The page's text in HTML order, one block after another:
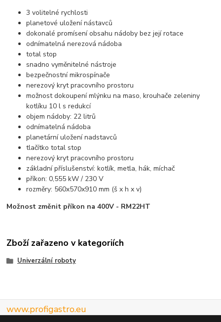
3 volitelné rychlosti
planetové uložení nástavců
dokonalé promísení obsahu nádoby bez její rotace
odnímatelná nerezová nádoba
total stop
snadno vyměnitelné nástroje
bezpečnostní mikrospínače
nerezový kryt pracovního prostoru
možnost dokoupení mlýnku na maso, krouhače zeleniny
kotlíku 10 l s redukcí
objem nádoby: 22 litrů
odnímatelná nádoba
planetární uložení nadstavců
tlačítko total stop
nerezový kryt pracovního prostoru
základní příslušenství: kotlík, metla, hák, míchač
příkon: 0,555 kW / 230 V
rozměry: 560x570x910 mm (š x h x v)
Možnost změnit příkon na 400V - RM22HT
Zboží zařazeno v kategoriích
Univerzální roboty
www.profigastro.eu